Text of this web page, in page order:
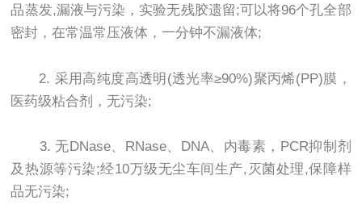
品蒸发,漏液与污染，实验无残胶遗留;可以将96个孔全部
密封，在常温常压液体，一分钟不漏液体;
2. 采用高纯度高透明(透光率≥90%)聚丙烯(PP)膜，
医药级粘合剂，无污染;
3. 无DNase、RNase、DNA、内毒素，PCR抑制剂
及热源等污染;经10万级无尘车间生产,灭菌处理,保障样
品无污染;